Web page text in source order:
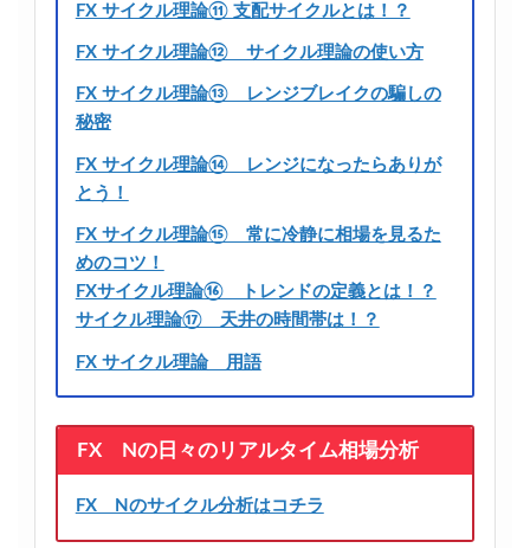
FX サイクル理論⑪ 支配サイクルとは！？
FX サイクル理論⑫ サイクル理論の使い方
FX サイクル理論⑬ レンジブレイクの騙しの
秘密
FX サイクル理論⑭ レンジになったらありが
とう！
FX サイクル理論⑮ 常に冷静に相場を見るた
めのコツ！
FXサイクル理論⑯ トレンドの定義とは！？
サイクル理論⑰ 天井の時間帯は！？
FX サイクル理論 用語
FX Nの日々のリアルタイム相場分析
FX Nのサイクル分析はコチラ